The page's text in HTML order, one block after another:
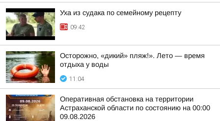
Уха из судака по семейному рецепту
09:42
Осторожно, «дикий» пляж!». Лето — время
отдыха у воды
11:04
Оперативная обстановка на территории
Астраханской области по состоянию на 00:00
09.08.2026